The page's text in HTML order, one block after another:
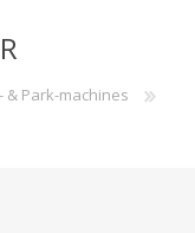
& Park-machines